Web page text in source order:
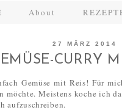
About
27 MÄRZ 2014
CURRY
Gemüse mit Reis! Für
möchte. Meistens koche ich
aufzuschreiben.